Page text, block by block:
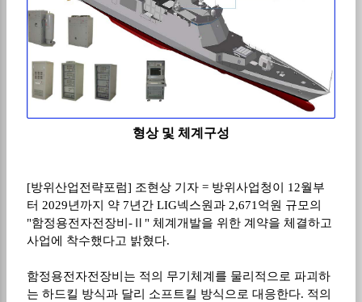
형상 및 체계구성
[방위산업전략포럼] 조현상 기자 = 방위사업청이 12월부
터 2029년까지 약 7년간 LIG넥스원과 2,671억원 규모의
"함정용전자전장비-Ⅱ" 체계개발을 위한 계약을 체결하고
사업에 착수했다고 밝혔다.
함정용전자전장비는 적의 무기체계를 물리적으로 파괴하
는 하드킬 방식과 달리 소프트킬 방식으로 대응한다. 적의